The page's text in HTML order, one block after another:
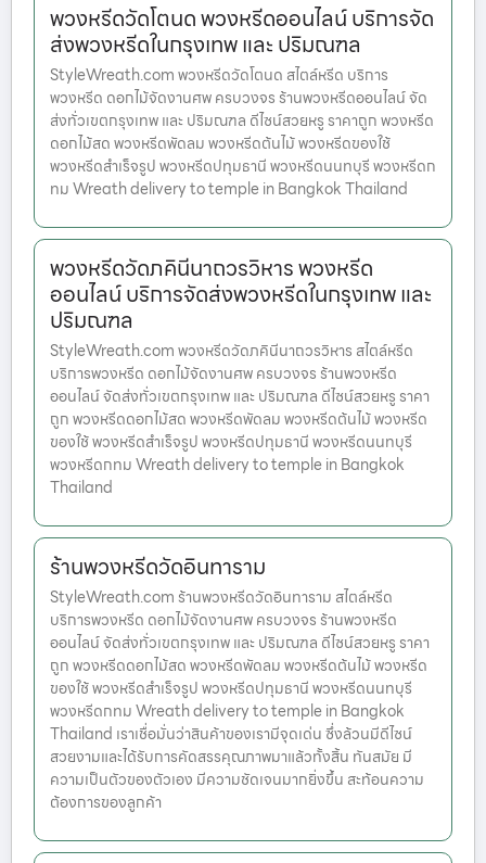
พวงหรีดวัดโตนด พวงหรีดออนไลน์ บริการจัด
ส่งพวงหรีดในกรุงเทพ และ ปริมณฑล
StyleWreath.com พวงหรีดวัดโตนด สไตล์หรีด บริการ
พวงหรีด ดอกไม้จัดงานศพ ครบวงจร ร้านพวงหรีดออนไลน์ จัด
ส่งทั่วเขตกรุงเทพ และ ปริมณฑล ดีไซน์สวยหรู ราคาถูก พวงหรีด
ดอกไม้สด พวงหรีดพัดลม พวงหรีดต้นไม้ พวงหรีดของใช้
พวงหรีดสำเร็จรูป พวงหรีดปทุมธานี พวงหรีดนนทบุรี พวงหรีดก
ทม Wreath delivery to temple in Bangkok Thailand
พวงหรีดวัดภคินีนาถวรวิหาร พวงหรีด
ออนไลน์ บริการจัดส่งพวงหรีดในกรุงเทพ และ
ปริมณฑล
StyleWreath.com พวงหรีดวัดภคินีนาถวรวิหาร สไตล์หรีด
บริการพวงหรีด ดอกไม้จัดงานศพ ครบวงจร ร้านพวงหรีด
ออนไลน์ จัดส่งทั่วเขตกรุงเทพ และ ปริมณฑล ดีไซน์สวยหรู ราคา
ถูก พวงหรีดดอกไม้สด พวงหรีดพัดลม พวงหรีดต้นไม้ พวงหรีด
ของใช้ พวงหรีดสำเร็จรูป พวงหรีดปทุมธานี พวงหรีดนนทบุรี
พวงหรีดกทม Wreath delivery to temple in Bangkok
Thailand
ร้านพวงหรีดวัดอินทาราม
StyleWreath.com ร้านพวงหรีดวัดอินทาราม สไตล์หรีด
บริการพวงหรีด ดอกไม้จัดงานศพ ครบวงจร ร้านพวงหรีด
ออนไลน์ จัดส่งทั่วเขตกรุงเทพ และ ปริมณฑล ดีไซน์สวยหรู ราคา
ถูก พวงหรีดดอกไม้สด พวงหรีดพัดลม พวงหรีดต้นไม้ พวงหรีด
ของใช้ พวงหรีดสำเร็จรูป พวงหรีดปทุมธานี พวงหรีดนนทบุรี
พวงหรีดกทม Wreath delivery to temple in Bangkok
Thailand เราเชื่อมั่นว่าสินค้าของเรามีจุดเด่น ซึ่งล้วนมีดีไซน์
สวยงามและได้รับการคัดสรรคุณภาพมาแล้วทั้งสิ้น ทันสมัย มี
ความเป็นตัวของตัวเอง มีความชัดเจนมากยิ่งขึ้น สะท้อนความ
ต้องการของลูกค้า